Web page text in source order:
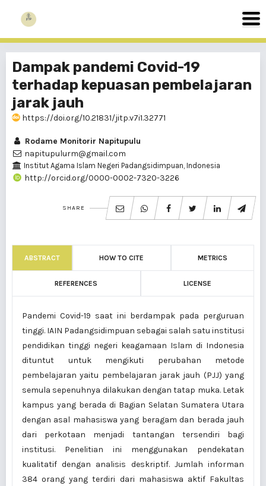
Dampak pandemi Covid-19
terhadap kepuasan pembelajaran
jarak jauh
https://doi.org/10.21831/jitp.v7i1.32771
Rodame Monitorir Napitupulu
napitupulurm@gmail.com
Institut Agama Islam Negeri Padangsidimpuan, Indonesia
http://orcid.org/0000-0002-7320-3226
SHARE
ABSTRACT HOW TO CITE METRICS
REFERENCES LICENSE
Pandemi Covid-19 saat ini berdampak pada perguruan
tinggi. IAIN Padangsidimpuan sebagai salah satu institusi
pendidikan tinggi negeri keagamaan Islam di Indonesia
dituntut untuk mengikuti perubahan metode
pembelajaran yaitu pembelajaran jarak jauh (PJJ) yang
semula sepenuhnya dilakukan dengan tatap muka. Letak
kampus yang berada di Bagian Selatan Sumatera Utara
dengan asal mahasiswa yang beragam dan berada jauh
dari perkotaan menjadi tantangan tersendiri bagi
institusi. Penelitian ini menggunakan pendekatan
kualitatif dengan analisis deskriptif. Jumlah informan
384 orang yang terdiri dari mahasiswa aktif Fakultas